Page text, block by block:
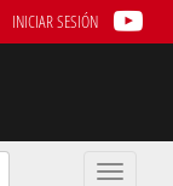
INICIAR SESIÓN
Toggle